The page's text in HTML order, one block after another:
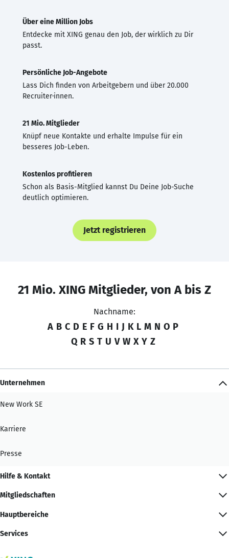
Über eine Million Jobs
Entdecke mit XING genau den Job, der wirklich zu Dir
passt.
Persönliche Job-Angebote
Lass Dich finden von Arbeitgebern und über 20.000
Recruiter·innen.
21 Mio. Mitglieder
Knüpf neue Kontakte und erhalte Impulse für ein
besseres Job-Leben.
Kostenlos profitieren
Schon als Basis-Mitglied kannst Du Deine Job-Suche
deutlich optimieren.
Jetzt registrieren
21 Mio. XING Mitglieder, von A bis Z
Nachname:
A B C D E F G H I J K L M N O P
Q R S T U V W X Y Z
Unternehmen
New Work SE
Karriere
Presse
Hilfe & Kontakt
Mitgliedschaften
Hauptbereiche
Services